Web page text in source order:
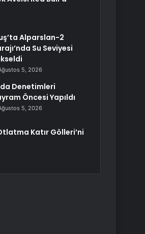
Alparslan-2
Su Seviyesi
5, 2026
Denetimleri
Öncesi Yapıldı
5, 2026
Katır Gölleri’ni